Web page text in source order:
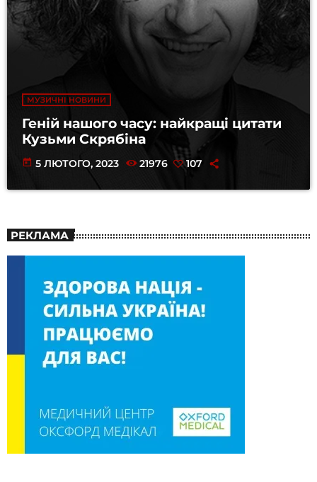
МУЗИЧНІ НОВИНИ
Геній нашого часу: найкращі цитати
Кузьми Скрябіна
today 5 ЛЮТОГО, 2023 21976 107
РЕКЛАМА